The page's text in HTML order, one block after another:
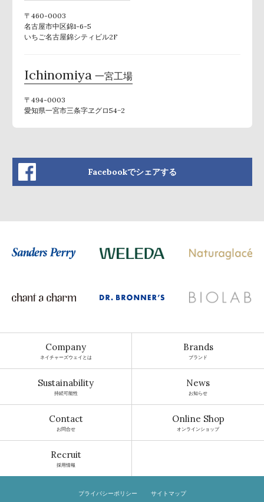
〒460-0003
名古屋市中区錦1-6-5
いちご名古屋錦シティビル2F
Ichinomiya 一宮工場
〒494-0003
愛知県一宮市三条字ヱグロ54−2
Facebookでシェアする
Company
ネイチャーズウェイとは
Brands
ブランド
Sustainability
持続可能性
News
お知らせ
Contact
お問合せ
Online Shop
オンラインショップ
Recruit
採用情報
プライバシーポリシー サイトマップ